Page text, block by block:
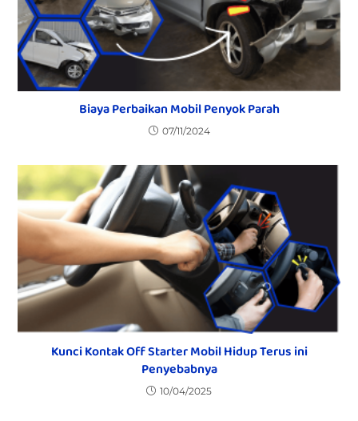
Biaya Perbaikan Mobil Penyok Parah
07/11/2024
Kunci Kontak Off Starter Mobil Hidup Terus ini
Penyebabnya
10/04/2025